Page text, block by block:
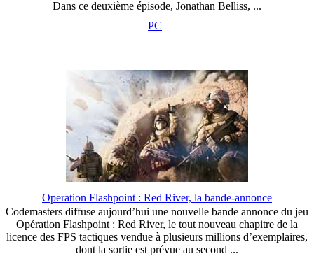
Dans ce deuxième épisode, Jonathan Belliss, ...
PC
Operation Flashpoint : Red River, la bande-annonce
Codemasters diffuse aujourd’hui une nouvelle bande annonce du jeu
Opération Flashpoint : Red River, le tout nouveau chapitre de la
licence des FPS tactiques vendue à plusieurs millions d’exemplaires,
dont la sortie est prévue au second ...